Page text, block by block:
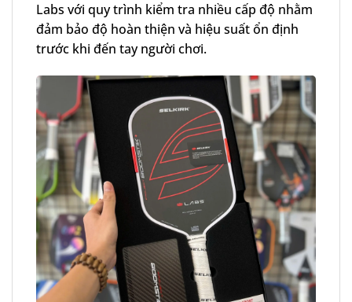
Labs với quy trình kiểm tra nhiều cấp độ nhằm
đảm bảo độ hoàn thiện và hiệu suất ổn định
trước khi đến tay người chơi.